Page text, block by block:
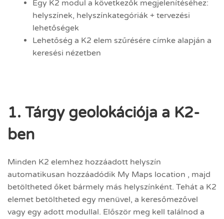
Egy K2 modul a következők megjelenítéséhez:
helyszínek, helyszínkategóriák + tervezési
lehetőségek
Lehetőség a K2 elem szűrésére címke alapján a
keresési nézetben
1. Tárgy geolokációja a K2-
ben
Minden K2 elemhez hozzáadott helyszín
automatikusan hozzáadódik My Maps location , majd
betöltheted őket bármely más helyszínként. Tehát a K2
elemet betöltheted egy menüvel, a keresőmezővel
vagy egy adott modullal. Először meg kell találnod a